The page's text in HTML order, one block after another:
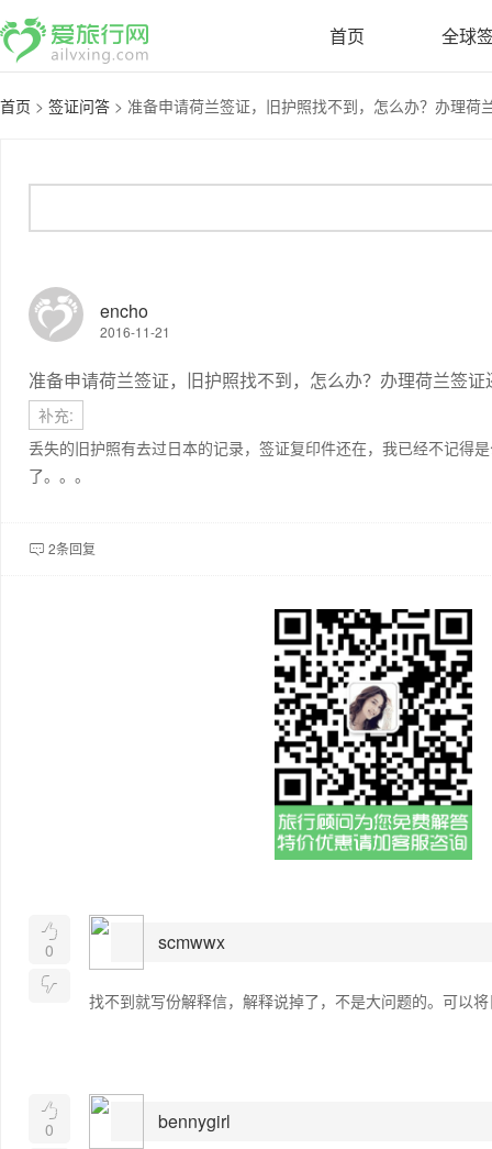
首页 全球
首页 > 签证问答 > 准备申请荷兰签证，旧护照找不到，怎么办？办理荷
encho
2016-11-21
准备申请荷兰签证，旧护照找不到，怎么办？办理荷兰签证
补充:
丢失的旧护照有去过日本的记录，签证复印件还在，我已经不记得
了。。。
 2条回复

0

scmwwx
找不到就写份解释信，解释说掉了，不是大问题的。可以

0 bennygirl